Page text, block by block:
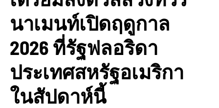
นาเมนท์เปิดฤดูกาล
2026 ที่รัฐฟลอริดา
ประเทศสหรัฐอเมริกา
ในสัปดาห์นี้